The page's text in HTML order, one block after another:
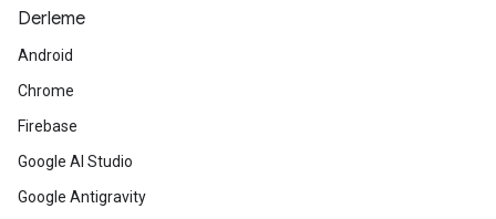
Derleme
Android
Chrome
Firebase
Google AI Studio
Google Antigravity